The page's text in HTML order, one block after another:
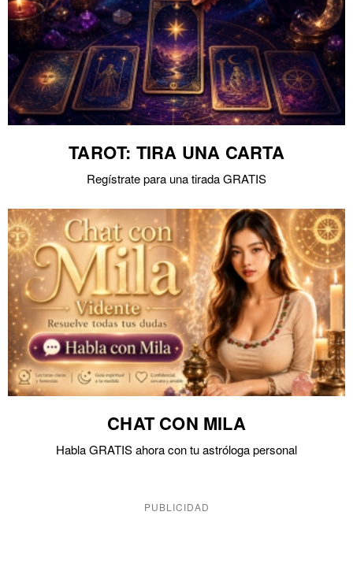
TAROT: TIRA UNA CARTA
Regístrate para una tirada GRATIS
CHAT CON MILA
Habla GRATIS ahora con tu astróloga personal